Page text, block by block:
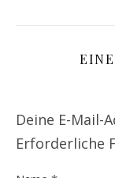
Deine E-Mail-
Erforderliche